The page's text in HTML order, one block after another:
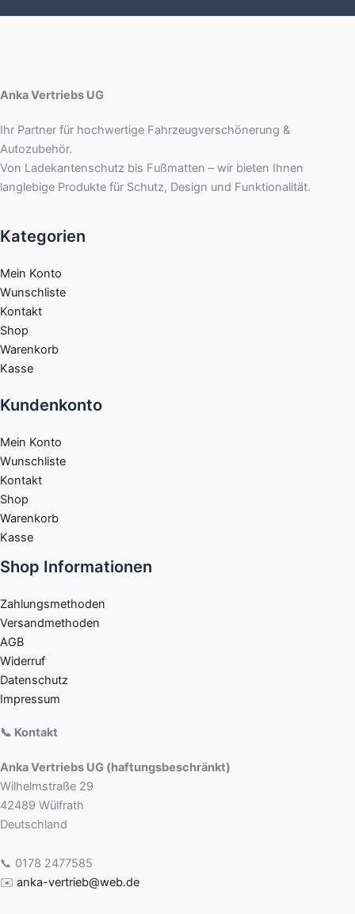
Anka Vertriebs UG
Ihr Partner für hochwertige Fahrzeugverschönerung &
Autozubehör.
Von Ladekantenschutz bis Fußmatten – wir bieten Ihnen
langlebige Produkte für Schutz, Design und Funktionalität.
Kategorien
Mein Konto
Wunschliste
Kontakt
Shop
Warenkorb
Kasse
Kundenkonto
Mein Konto
Wunschliste
Kontakt
Shop
Warenkorb
Kasse
Shop Informationen
Zahlungsmethoden
Versandmethoden
AGB
Widerruf
Datenschutz
Impressum
📞 Kontakt
Anka Vertriebs UG (haftungsbeschränkt)
Wilhelmstraße 29
42489 Wülfrath
Deutschland
📞 0178 2477585
✉️ anka-vertrieb@web.de